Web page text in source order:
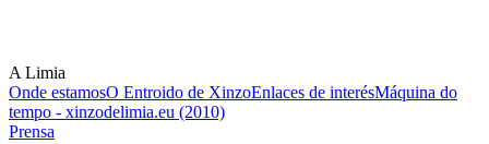
A Limia
Onde estamosO Entroido de XinzoEnlaces de interésMáquina do
tempo - xinzodelimia.eu (2010)
Prensa